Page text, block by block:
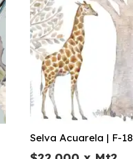
Selva Acuarela | F-18